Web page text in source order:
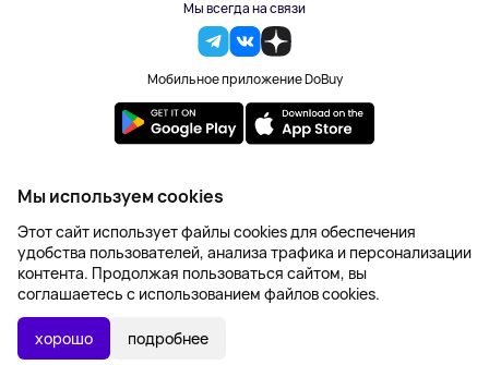
В КОРЗИНУ
Мы всегда на связи
Мобильное приложение DoBuy
2023-2026 © DoBuy. Все права защищены
Правила обработки персональных данных
Пользовательское соглашение
Оферта
Создание сайта – NetLab
Мы используем cookies
Этот сайт использует файлы cookies для обеспечения
удобства пользователей, анализа трафика и персонализации
контента. Продолжая пользоваться сайтом, вы
соглашаетесь с использованием файлов cookies.
хорошо подробнее